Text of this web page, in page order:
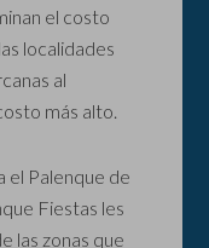
el costo
localidades
al
más alto.
el Palenque de
Fiestas les
las zonas que